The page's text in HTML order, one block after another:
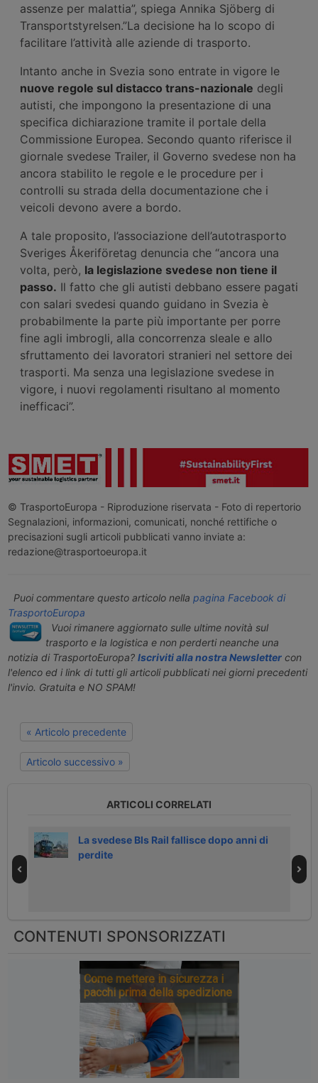
assenze per malattia”, spiega Annika Sjöberg di
Transportstyrelsen.”La decisione ha lo scopo di
facilitare l’attività alle aziende di trasporto.
Intanto anche in Svezia sono entrate in vigore le
nuove regole sul distacco trans-nazionale degli
autisti, che impongono la presentazione di una
specifica dichiarazione tramite il portale della
Commissione Europea. Secondo quanto riferisce il
giornale svedese Trailer, il Governo svedese non ha
ancora stabilito le regole e le procedure per i
controlli su strada della documentazione che i
veicoli devono avere a bordo.
A tale proposito, l’associazione dell’autotrasporto
Sveriges Åkeriföretag denuncia che “ancora una
volta, però, la legislazione svedese non tiene il
passo. Il fatto che gli autisti debbano essere pagati
con salari svedesi quando guidano in Svezia è
probabilmente la parte più importante per porre
fine agli imbrogli, alla concorrenza sleale e allo
sfruttamento dei lavoratori stranieri nel settore dei
trasporti. Ma senza una legislazione svedese in
vigore, i nuovi regolamenti risultano al momento
inefficaci”.
© TrasportoEuropa - Riproduzione riservata - Foto di repertorio
Segnalazioni, informazioni, comunicati, nonché rettifiche o
precisazioni sugli articoli pubblicati vanno inviate a:
redazione@trasportoeuropa.it
Puoi commentare questo articolo nella pagina Facebook di
TrasportoEuropa
Vuoi rimanere aggiornato sulle ultime novità sul
trasporto e la logistica e non perderti neanche una
notizia di TrasportoEuropa? Iscriviti alla nostra Newslettercon
l'elenco ed i link di tutti gli articoli pubblicati nei giorni precedenti
l'invio. Gratuita e NO SPAM!
« Articolo precedente
Articolo successivo »
ARTICOLI CORRELATI
La svedese Bls Rail fallisce dopo anni di
perdite
CONTENUTI SPONSORIZZATI
Come mettere in sicurezza i
pacchi prima della spedizione